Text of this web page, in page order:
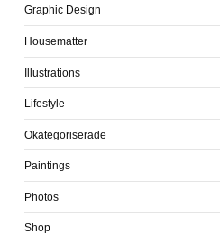
Graphic Design
Housematter
Illustrations
Lifestyle
Okategoriserade
Paintings
Photos
Shop